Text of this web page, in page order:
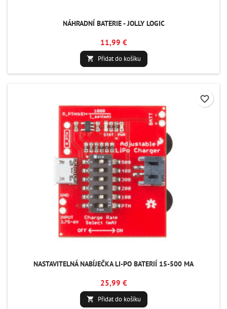
NÁHRADNÍ BATERIE - JOLLY LOGIC
11,99 €
 Přidat do košíku
NASTAVITELNÁ NABÍJEČKA LI-PO BATERIÍ 15-500 MA
25,99 €
 Přidat do košíku
favorite_border